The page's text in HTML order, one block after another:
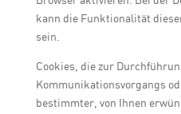
kann die Funktionalität
sein.
Cookies, die zur
Kommunikationsvorgangs
bestimmter, von Ihnen